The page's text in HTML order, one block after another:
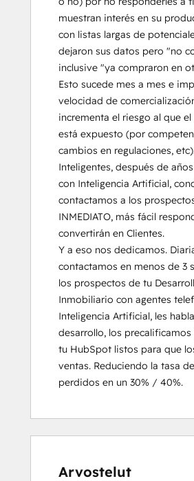
muestran interés en su
con listas largas de
dejaron sus datos pero "no
inclusive "ya compraron en
Esto sucede mes a mes e
velocidad de
incrementa el riesgo al que
está expuesto (por
cambios en regulaciones,
Inteligentes, después de
con Inteligencia Artificial,
contactamos a los
INMEDIATO, más fácil
convertirán en Clientes.
Y a eso nos dedicamos.
contactamos en menos de 3
los prospectos de tu
Inmobiliario con agentes
Inteligencia Artificial, les
desarrollo, los
tu HubSpot listos para que
ventas. Reduciendo la tasa
perdidos en un 30% / 40%.
Arvostelut